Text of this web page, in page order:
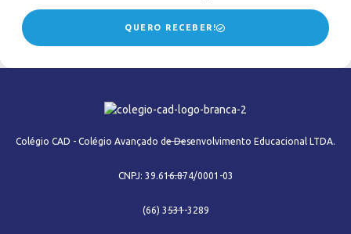
QUERO RECEBER!
Colégio CAD - Colégio Avançado de Desenvolvimento Educacional LTDA.
CNPJ: 39.616.874/0001-03
(66) 3531-3289